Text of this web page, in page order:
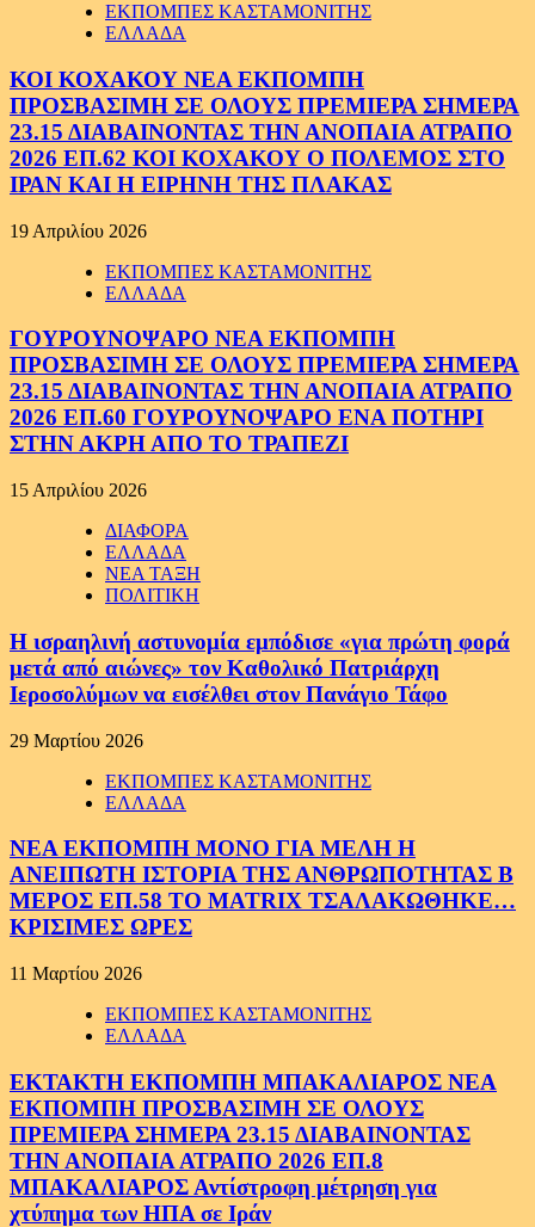
ΕΚΠΟΜΠΕΣ ΚΑΣΤΑΜΟΝΙΤΗΣ
ΕΛΛΑΔΑ
ΚΟΙ ΚΟΧΑΚΟΥ ΝΕΑ ΕΚΠΟΜΠΗ
ΠΡΟΣΒΑΣΙΜΗ ΣΕ ΟΛΟΥΣ ΠΡΕΜΙΕΡΑ ΣΗΜΕΡΑ
23.15 ΔΙΑΒΑΙΝΟΝΤΑΣ ΤΗΝ ΑΝΟΠΑΙΑ ΑΤΡΑΠΟ
2026 ΕΠ.62 ΚΟΙ ΚΟΧΑΚΟΥ Ο ΠΟΛΕΜΟΣ ΣΤΟ
ΙΡΑΝ ΚΑΙ Η ΕΙΡΗΝΗ ΤΗΣ ΠΛΑΚΑΣ
19 Απριλίου 2026
ΕΚΠΟΜΠΕΣ ΚΑΣΤΑΜΟΝΙΤΗΣ
ΕΛΛΑΔΑ
ΓΟΥΡΟΥΝΟΨΑΡΟ ΝΕΑ ΕΚΠΟΜΠΗ
ΠΡΟΣΒΑΣΙΜΗ ΣΕ ΟΛΟΥΣ ΠΡΕΜΙΕΡΑ ΣΗΜΕΡΑ
23.15 ΔΙΑΒΑΙΝΟΝΤΑΣ ΤΗΝ ΑΝΟΠΑΙΑ ΑΤΡΑΠΟ
2026 ΕΠ.60 ΓΟΥΡΟΥΝΟΨΑΡΟ ΕΝΑ ΠΟΤΗΡΙ
ΣΤΗΝ ΑΚΡΗ ΑΠΟ ΤΟ ΤΡΑΠΕΖΙ
15 Απριλίου 2026
ΔΙΑΦΟΡΑ
ΕΛΛΑΔΑ
ΝΕΑ ΤΑΞΗ
ΠΟΛΙΤΙΚΗ
Η ισραηλινή αστυνομία εμπόδισε «για πρώτη φορά
μετά από αιώνες» τον Καθολικό Πατριάρχη
Ιεροσολύμων να εισέλθει στον Πανάγιο Τάφο
29 Μαρτίου 2026
ΕΚΠΟΜΠΕΣ ΚΑΣΤΑΜΟΝΙΤΗΣ
ΕΛΛΑΔΑ
ΝΕΑ ΕΚΠΟΜΠΗ ΜΟΝΟ ΓΙΑ ΜΕΛΗ Η
ΑΝΕΙΠΩΤΗ ΙΣΤΟΡΙΑ ΤΗΣ ΑΝΘΡΩΠΟΤΗΤΑΣ Β
ΜΕΡΟΣ ΕΠ.58 ΤΟ MATRIX ΤΣΑΛΑΚΩΘΗΚΕ…
ΚΡΙΣΙΜΕΣ ΩΡΕΣ
11 Μαρτίου 2026
ΕΚΠΟΜΠΕΣ ΚΑΣΤΑΜΟΝΙΤΗΣ
ΕΛΛΑΔΑ
ΕΚΤΑΚΤΗ ΕΚΠΟΜΠΗ ΜΠΑΚΑΛΙΑΡΟΣ ΝΕΑ
ΕΚΠΟΜΠΗ ΠΡΟΣΒΑΣΙΜΗ ΣΕ ΟΛΟΥΣ
ΠΡΕΜΙΕΡΑ ΣΗΜΕΡΑ 23.15 ΔΙΑΒΑΙΝΟΝΤΑΣ
ΤΗΝ ΑΝΟΠΑΙΑ ΑΤΡΑΠΟ 2026 ΕΠ.8
ΜΠΑΚΑΛΙΑΡΟΣ Αντίστροφη μέτρηση για
χτύπημα των ΗΠΑ σε Ιράν